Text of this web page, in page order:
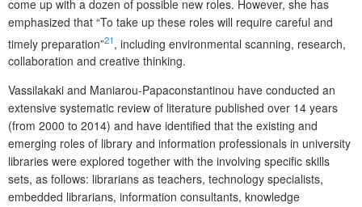
come up with a dozen of possible new roles. However, she has
emphasized that “To take up these roles will require careful and
timely preparation”21, including environmental sca­nning, research,
collaboration and creative thinking.
Vassilakaki and Maniarou-Papaconstantinou have conducted an
extensive systematic review of literature published over 14 years
(from 2000 to 2014) and have identified that the existing and
emerging roles of library and information professionals in university
libraries were explored together with the involving specific skills
sets, as follows: librarians as teachers, technology specia­lists,
embedded librarians, information consultants, knowledge